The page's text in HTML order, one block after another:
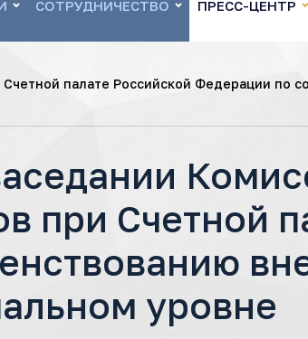
СОТРУДНИЧЕСТВО ПРЕСС-ЦЕНТР
палате Российской Федерации по
при Счетной
уровне